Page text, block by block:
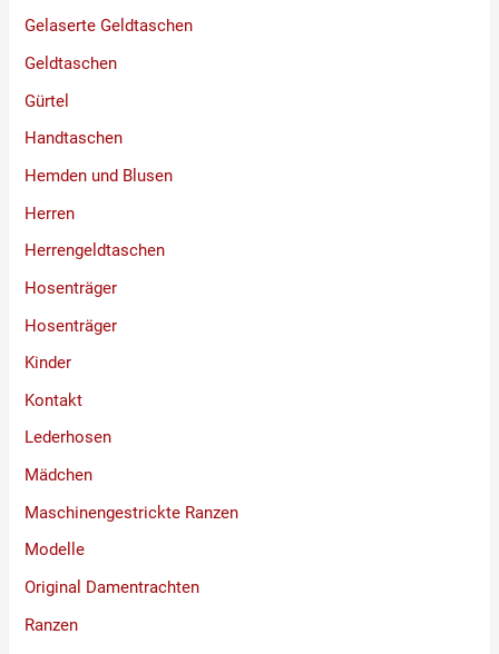
Gelaserte Geldtaschen
Geldtaschen
Gürtel
Handtaschen
Hemden und Blusen
Herren
Herrengeldtaschen
Hosenträger
Hosenträger
Kinder
Kontakt
Lederhosen
Mädchen
Maschinengestrickte Ranzen
Modelle
Original Damentrachten
Ranzen